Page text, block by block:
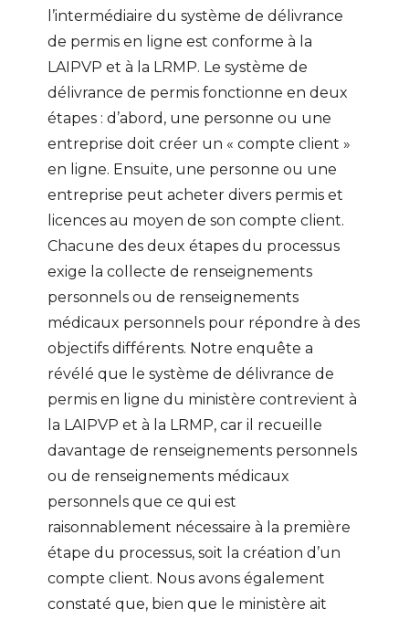
l’intermédiaire du système de délivrance
de permis en ligne est conforme à la
LAIPVP et à la LRMP. Le système de
délivrance de permis fonctionne en deux
étapes : d’abord, une personne ou une
entreprise doit créer un « compte client »
en ligne. Ensuite, une personne ou une
entreprise peut acheter divers permis et
licences au moyen de son compte client.
Chacune des deux étapes du processus
exige la collecte de renseignements
personnels ou de renseignements
médicaux personnels pour répondre à des
objectifs différents. Notre enquête a
révélé que le système de délivrance de
permis en ligne du ministère contrevient à
la LAIPVP et à la LRMP, car il recueille
davantage de renseignements personnels
ou de renseignements médicaux
personnels que ce qui est
raisonnablement nécessaire à la première
étape du processus, soit la création d’un
compte client. Nous avons également
constaté que, bien que le ministère ait